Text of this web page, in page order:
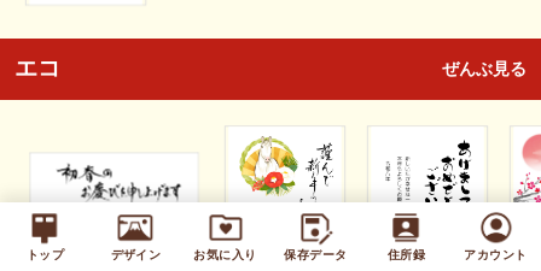
トップ デザイン お気に入り 保存データ 住所録 アカウント
エコ ぜんぶ見る